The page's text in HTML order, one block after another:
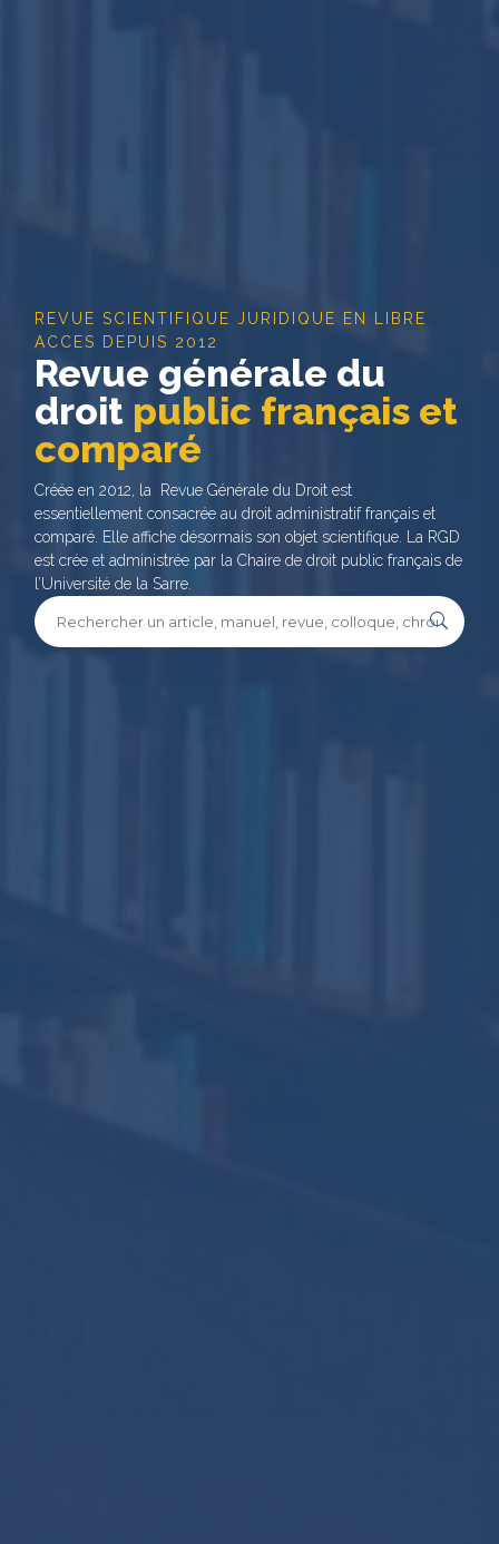
REVUE SCIENTIFIQUE JURIDIQUE EN LIBRE
ACCES DEPUIS 2012
Revue générale du
droit public français et
comparé
Créée en 2012, la Revue Générale du Droit est
essentiellement consacrée au droit administratif français et
comparé. Elle affiche désormais son objet scientifique. La RGD
est crée et administrée par la Chaire de droit public français de
l’Université de la Sarre.